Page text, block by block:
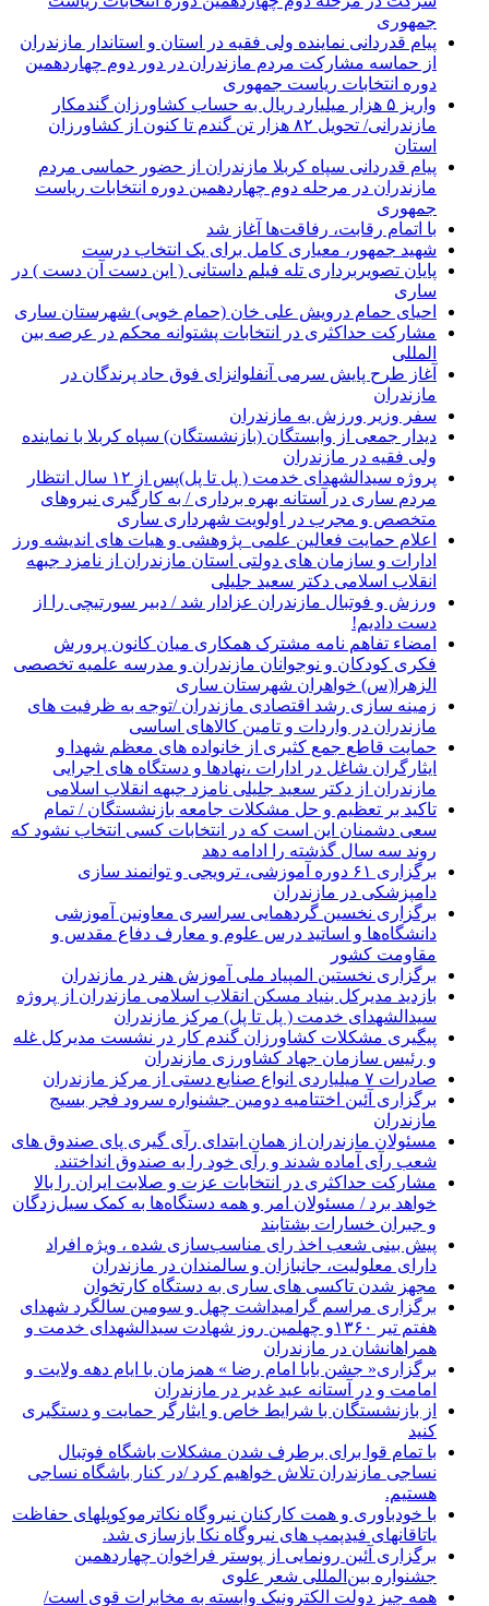
جمهوری
پیام قدردانی نماینده ولی فقیه در استان و استاندار مازندران
از حماسه مشارکت مردم مازندران در دور دوم چهاردهمین
دوره انتخابات ریاست جمهوری
واریز ۵ هزار میلیارد ریال به حساب کشاورزان گندمکار
مازندرانی/ تحویل ۸۲ هزار تن گندم تا کنون از کشاورزان
استان
پیام قدردانی سپاه کربلا مازندران از حضور حماسی مردم
مازندران در مرحله دوم چهاردهمین دوره انتخابات ریاست
جمهوری
با اتمام رقابت، رفاقت‌ها آغاز شد
شهید جمهور، معیاری کامل برای یک انتخاب درست
پایان تصویربرداری تله فیلم داستانی ( این دست آن دست ) در
ساری
احیای حمام درویش علی خان (حمام خویی) شهرستان ساری
مشارکت حداکثری در انتخابات پشتوانه محکم در عرصه بین
المللی
آغاز طرح پایش سرمی آنفلوانزای فوق حاد پرندگان در
مازندران
سفر وزیر ورزش به مازندران
دیدار جمعی از وابستگان (بازنشستگان) سپاه کربلا با نماینده
ولی فقیه در مازندران
پروژه سیدالشهدای خدمت ( پل تا پل)پس از ۱۲ سال انتظار
مردم ساری در آستانه بهره برداری / به کارگیری نیروهای
متخصص و مجرب در اولویت شهرداری ساری
اعلام حمایت فعالین علمی_پژوهشی و هیات های اندیشه ورز
ادارات و سازمان های دولتی استان مازندران از نامزد جبهه
انقلاب اسلامی دکتر سعید جلیلی
ورزش و فوتبال مازندران عزادار شد / دبیر سورتیچی را از
دست دادیم!
امضاء تفاهم نامه مشترک همکاری میان کانون پرورش
فکری کودکان و نوجوانان مازندران و مدرسه علمیه تخصصی
الزهرا(س) خواهران شهرستان ساری
زمینه سازی رشد اقتصادی مازندران /توجه به ظرفیت های
مازندران در واردات و تامین کالاهای اساسی
حمایت قاطع جمع کثیری از خانواده های معظم شهدا و
ایثارگران شاغل در ادارات ،نهادها و دستگاه های اجرایی
مازندران از دکتر سعید جلیلی نامزد جبهه انقلاب اسلامی
تاکید بر تعظیم و حل مشکلات جامعه بازنشستگان / تمام
سعی دشمنان این است که در انتخابات کسی انتخاب نشود که
روند سه سال گذشته را ادامه دهد
برگزاری ۶۱ دوره آموزشی، ترویجی و توانمند سازی
دامپزشکی در مازندران
برگزاری نخسین گردهمایی سراسری معاونین آموزشی
دانشگاه‌ها و اساتید درس علوم و معارف دفاع مقدس و
مقاومت کشور
برگزاری نخستین المپیاد ملی آموزش هنر در مازندران
بازدید مدیرکل بنیاد مسکن انقلاب اسلامی مازندران از پروژه
سیدالشهدای خدمت ( پل تا پل) مرکز مازندران
پیگیری مشکلات کشاورزان گندم کار در نشست مدیرکل غله
و رئیس سازمان جهاد کشاورزی مازندران
صادرات ۷ میلیاردی انواع صنایع دستی از مرکز مازندران
برگزاری آئین اختتامیه دومین جشنواره سرود فجر بسیج
مازندران
مسئولان مازندران از همان ابتدای رآی گیری پای صندوق های
شعب رآی آماده شدند و رآی خود را به صندوق انداختند.
مشارکت حداکثری در انتخابات عزت و صلابت ایران را بالا
خواهد برد / مسئولان امر و همه دستگاه‌ها به کمک سیل‌زدگان
و جبران خسارات بشتابند
پیش بینی شعب اخذ رای مناسب‌سازی شده ، ویژه افراد
دارای معلولیت، جانبازان و سالمندان در مازندران
مجهز شدن تاکسی های ساری به دستگاه کارتخوان
برگزاری مراسم گرامیداشت چهل و سومین سالگرد شهدای
هفتم تیر ۱۳۶۰و چهلمین روز شهادت سیدالشهدای خدمت و
همراهانشان در مازندران
برگزاری« جشن بابا امام رضا » همزمان با ایام دهه ولایت و
امامت و در آستانه عید غدیر در مازندران
از بازنشستگان با شرایط خاص و ایثارگر حمایت و دستگیری
کنید
با تمام قوا برای برطرف شدن مشکلات باشگاه فوتبال
نساجی مازندران تلاش خواهیم کرد /در کنار باشگاه نساجی
هستیم.
با خودباوری و همت کارکنان نیروگاه نکاترموکوپلهای حفاظت
یاتاقانهای فیدپمپ های نیروگاه نکا بازسازی شد.
برگزاری آئین رونمایی از پوستر فراخوان چهاردهمین
جشنواره بین‌المللی شعر علوی
همه چیز دولت الکترونیک وابسته به مخابرات قوی است/